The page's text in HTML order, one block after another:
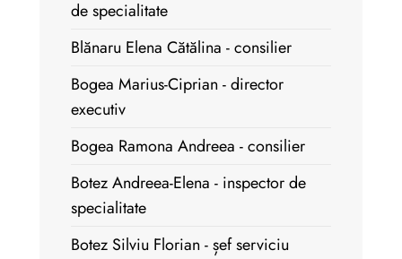
de specialitate
Blănaru Elena Cătălina - consilier
Bogea Marius-Ciprian - director
executiv
Bogea Ramona Andreea - consilier
Botez Andreea-Elena - inspector de
specialitate
Botez Silviu Florian - șef serviciu